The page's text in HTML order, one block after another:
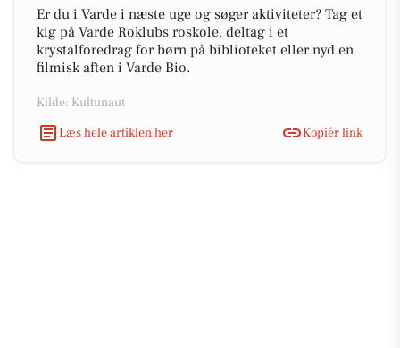
Er du i Varde i næste uge og søger aktiviteter? Tag et
kig på Varde Roklubs roskole, deltag i et
krystalforedrag for børn på biblioteket eller nyd en
filmisk aften i Varde Bio.
Kilde: Kultunaut
Læs hele artiklen her
Kopiér link